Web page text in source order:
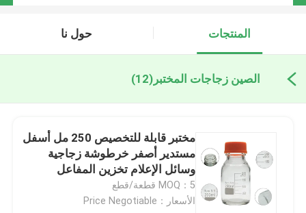
المنتجات حول نا
الصين زجاجات المختبر (12)
مختبر قابلة للتخصيص 250 مل أسفل
مستدير أصفر خرطوشة زجاجية
وسائل الإعلام تخزين المفاعل
الزجاجة
MOQ：5 قطعة/قطع
الأسعار：Price Negotiable